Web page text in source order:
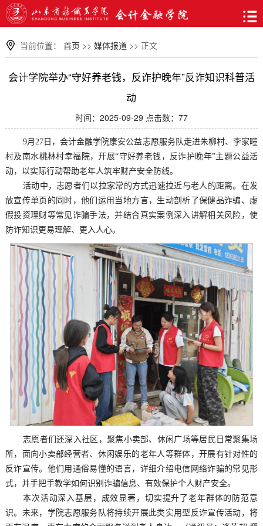
当前位置： 首页 >> 媒体报道>> 正文
会计学院举办“守好养老钱，反诈护晚年”反诈知识科普活
动
时间：2025-09-29 点击数： 77
9月27日，会计金融学院康安公益志愿服务队走进朱柳村、李家疃
村及南水桃林村幸福院，开展“守好养老钱，反诈护晚年”主题公益活
动，以实际行动帮助老年人筑牢财产安全防线。
活动中，志愿者们以拉家常的方式迅速拉近与老人的距离。在发
放宣传单页的同时，他们运用当地方言，生动剖析了保健品诈骗、虚
假投资理财等常见诈骗手法，并结合真实案例深入讲解相关风险，使
防诈知识更易理解、更入人心。
志愿者们还深入社区，聚焦小卖部、休闲广场等居民日常聚集场
所，面向小卖部经营者、休闲娱乐的老年人等群体，开展有针对性的
反诈宣传。他们用通俗易懂的语言，详细介绍电信网络诈骗的常见形
式，并手把手教学如何识别诈骗信息、有效保护个人财产安全。
本次活动深入基层，成效显著，切实提升了老年群体的防范意
识。未来，学院志愿服务队将持续开展此类实用型反诈宣传活动，将